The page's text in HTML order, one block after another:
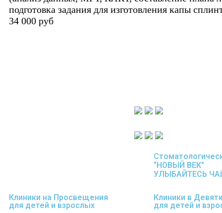
подготовка задания для изготовления капы
34 000 руб
“НОВЫЙ ВЕК”
УЛЫБАЙТЕСЬ
Клиники на Просвещения
для детей и взрослых
Клиники в
для детей и